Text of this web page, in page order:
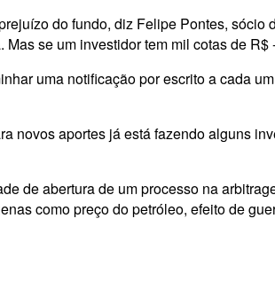
do fundo, diz Felipe Pontes,
se um investidor tem mil cotas de
uma notificação por escrito a cada
novos aportes já está fazendo alguns
de abertura de um processo na
como preço do petróleo, efeito de